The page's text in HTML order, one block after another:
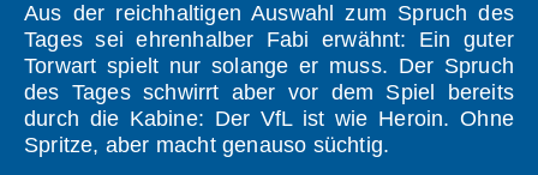
Aus der reichhaltigen Auswahl zum Spruch des
Tages sei ehrenhalber Fabi erwähnt: Ein guter
Torwart spielt nur solange er muss. Der Spruch
des Tages schwirrt aber vor dem Spiel bereits
durch die Kabine: Der VfL ist wie Heroin. Ohne
Spritze, aber macht genauso süchtig.